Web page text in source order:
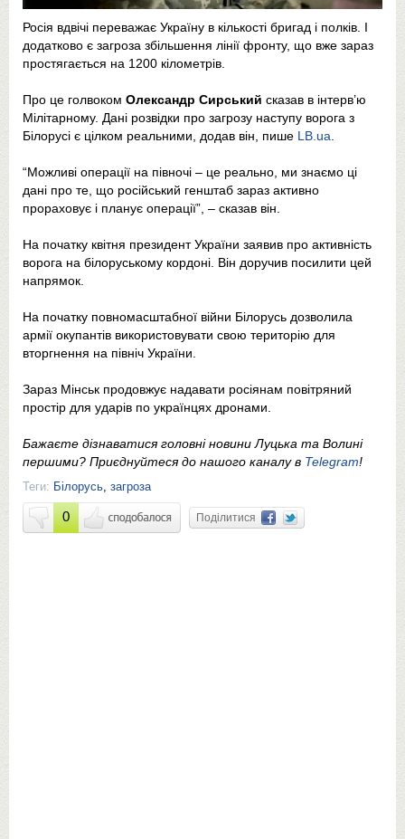
Росія вдвічі переважає Україну в кількості бригад і полків. І
додатково є загроза збільшення лінії фронту, що вже зараз
простягається на 1200 кілометрів.
Про це голвоком Олександр Сирський сказав в інтерв’ю
Мілітарному. Дані розвідки про загрозу наступу ворога з
Білорусі є цілком реальними, додав він, пише LB.ua
“Можливі операції на півночі – це реально, ми знаємо ці
дані про те, що російський генштаб зараз активно
прораховує і планує операції”, – сказав він.
На початку квітня президент України заявив про активність
ворога на білоруському кордоні. Він доручив посилити цей
напрямок.
На початку повномасштабної війни Білорусь дозволила
армії окупантів використовувати свою територію для
вторгнення на північ України.
Зараз Мінськ продовжує надавати росіянам повітряний
простір для ударів по українцях дронами.
Бажаєте дізнаватися головні новини Луцька та Волині
першими? Приєднуйтеся до нашого каналу в Telegram!
Теги: Білорусь загроза
0 Поділитися